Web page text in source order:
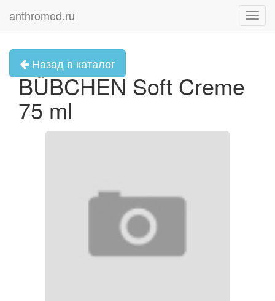
anthromed.ru
Назад в каталог
BÜBCHEN Soft Creme
75 ml